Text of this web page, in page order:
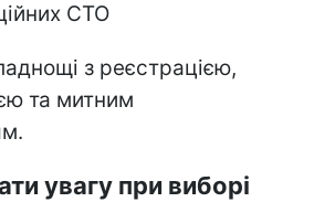
СТО
з реєстрацією,
та митним
увагу при виборі